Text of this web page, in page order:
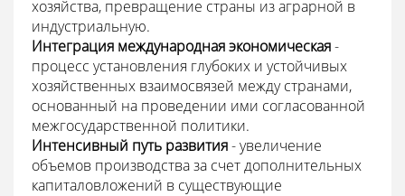
хозяйства, превращение страны из аграрной в
индустриальную.
Интеграция международная экономическая-
процесс установления глубоких и устойчивых
хозяйственных взаимосвязей между странами,
основанный на проведении ими согласованной
межгосударственной политики.
Интенсивный путь развития- увеличение
объемов производства за счет дополнительных
капиталовложений в существующие